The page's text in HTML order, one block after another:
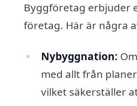
Byggföretag erbjuder
företag. Här är några
Nybyggnation:
med allt från
vilket säkerställer